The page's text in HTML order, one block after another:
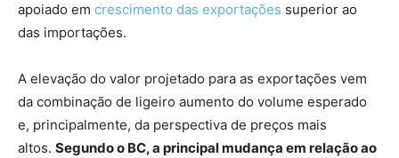
apoiado em crescimento das exportações superior ao
das importações.
A elevação do valor projetado para as exportações vem
da combinação de ligeiro aumento do volume esperado
e, principalmente, da perspectiva de preços mais
altos. Segundo o BC, a principal mudança em relação ao